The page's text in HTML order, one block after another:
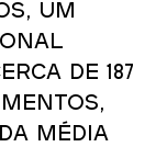
um
de 187
média